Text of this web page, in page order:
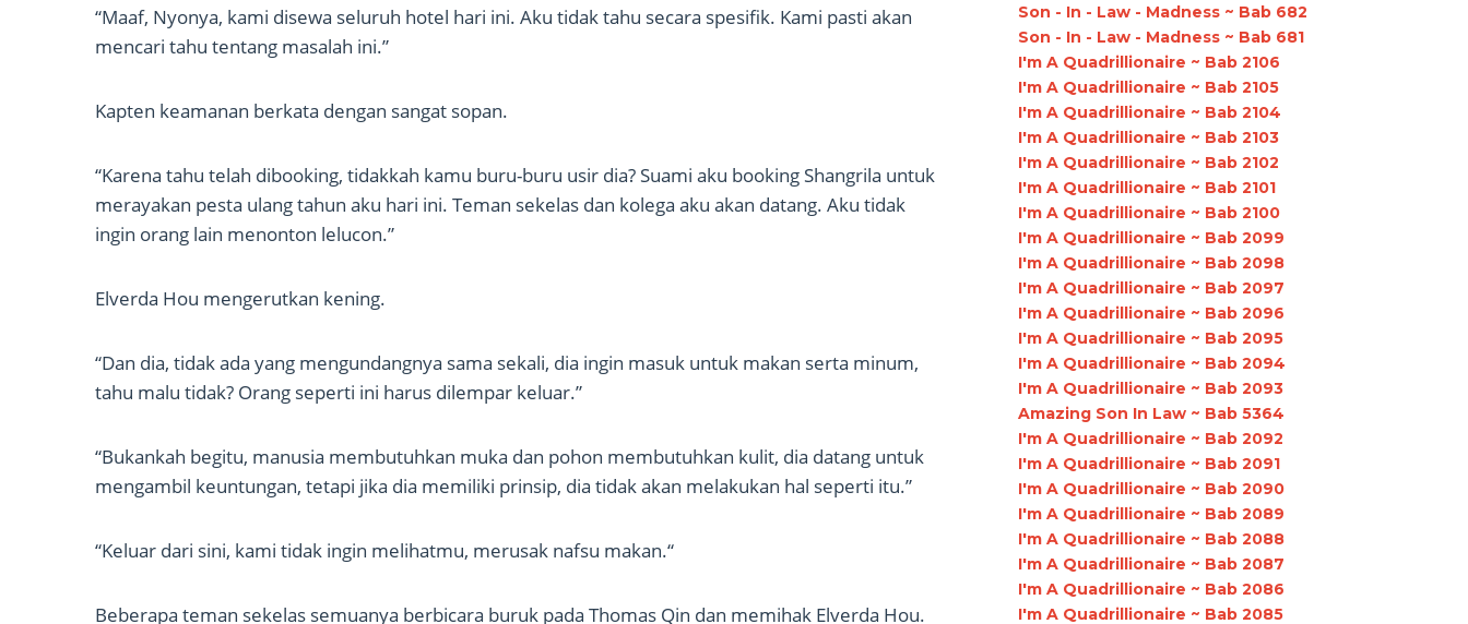
“Maaf, Nyonya, kami disewa seluruh hotel hari ini. Aku tidak tahu secara spesifik. Kami pasti akan
mencari tahu tentang masalah ini.”
Kapten keamanan berkata dengan sangat sopan.
“Karena tahu telah dibooking, tidakkah kamu buru-buru usir dia? Suami aku booking Shangrila untuk
merayakan pesta ulang tahun aku hari ini. Teman sekelas dan kolega aku akan datang. Aku tidak
ingin orang lain menonton lelucon.”
Elverda Hou mengerutkan kening.
“Dan dia, tidak ada yang mengundangnya sama sekali, dia ingin masuk untuk makan serta minum,
tahu malu tidak? Orang seperti ini harus dilempar keluar.”
“Bukankah begitu, manusia membutuhkan muka dan pohon membutuhkan kulit, dia datang untuk
mengambil keuntungan, tetapi jika dia memiliki prinsip, dia tidak akan melakukan hal seperti itu.”
“Keluar dari sini, kami tidak ingin melihatmu, merusak nafsu makan.“
Beberapa teman sekelas semuanya berbicara buruk pada Thomas Qin dan memihak Elverda Hou.
Son - In - Law - Madness ~ Bab 682
Son - In - Law - Madness ~ Bab 681
I'm A Quadrillionaire ~ Bab 2106
I'm A Quadrillionaire ~ Bab 2105
I'm A Quadrillionaire ~ Bab 2104
I'm A Quadrillionaire ~ Bab 2103
I'm A Quadrillionaire ~ Bab 2102
I'm A Quadrillionaire ~ Bab 2101
I'm A Quadrillionaire ~ Bab 2100
I'm A Quadrillionaire ~ Bab 2099
I'm A Quadrillionaire ~ Bab 2098
I'm A Quadrillionaire ~ Bab 2097
I'm A Quadrillionaire ~ Bab 2096
I'm A Quadrillionaire ~ Bab 2095
I'm A Quadrillionaire ~ Bab 2094
I'm A Quadrillionaire ~ Bab 2093
Amazing Son In Law ~ Bab 5364
I'm A Quadrillionaire ~ Bab 2092
I'm A Quadrillionaire ~ Bab 2091
I'm A Quadrillionaire ~ Bab 2090
I'm A Quadrillionaire ~ Bab 2089
I'm A Quadrillionaire ~ Bab 2088
I'm A Quadrillionaire ~ Bab 2087
I'm A Quadrillionaire ~ Bab 2086
I'm A Quadrillionaire ~ Bab 2085